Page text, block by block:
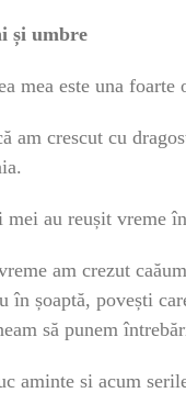
și umbre
mea este una foarte
am crescut cu
mei au reușit vreme
am crezut
în șoaptă, povești
să punem
aminte si acum